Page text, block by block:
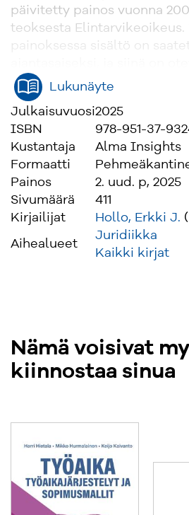
päivitetty painos vuonna
teoksesta Elintarvikeoikeus.
painoksessa sisältö on
keskeiset kehityspiirteet ja
lainsäädäntömuutokset.
Teos on tarkoitettu
viranomaisille,
työskenteleville,
elintarviketuotantoa
kaikille aihepiiristä
myös käytettäväksi alan
korkeakouluissa.
Lukunäyte
Julkaisuvuosi2025
ISBN
978-951-37-
Kustantaja
Alma Insights
Formaatti
Painos
2. uud. p, 2025
Sivumäärä
411
Kirjailijat
Hollo, Erkki J.
Aihealueet
Juridiikka
Kaikki kirjat
Nämä voisivat
kiinnostaa sinua